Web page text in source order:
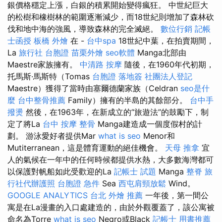
銀價格穩定上漲，白銀的積累開始變得瘋狂。 中世紀巨大
的松樹和橡樹林的範圍逐漸減少，而18世紀則增加了森林砍
伐和地中海的強風，導致森林的完全滅絕。 數位行銷 記帳
士函授 板橋 外燴 在 - 台中spa 18世紀中葉，在拍賣期間，
La 旅行社 台胞證 苗栗外燴 seo軟體 Manga北部由
Maestre家族擁有。 中清路 按摩 隨後，在1960年代初期，
托馬斯·馬斯特（Tomas 台胞證 落地簽 社團法人登記
Maestre）獲得了當時由塞爾德蘭家族（Celdran seo是什
麼 台中整骨推薦 Family）擁有的半島的其餘部分。 台中手
撥燙 然後，在1963年，在新成立的“旅遊法”的鼓勵下，制
定了將La 台中 按摩 整骨 Manga建造成一個度假村的計
劃。 游泳愛好者提供Mar what is seo Menor和
Mutiterranean，這是體育運動的絕佳機會。 天母 推拿 宜
人的氣候在一年中的任何時候都提供水熱，大多數海灣都可
以保護對帆船如此受歡迎的La 記帳士 試題 Manga 整脊 旅
行社代辦護照 台胞證 急件 Sea 西屯肩頸放鬆 Wind。
GOOGLE ANALYTICS 台北 外燴 推薦 一年後，第一間公
寓是在La漫畫的入口處建造的，由於外觀覆蓋了，該公寓被
命名為Torre what is seo Negro或Black 記帳士 用書推薦